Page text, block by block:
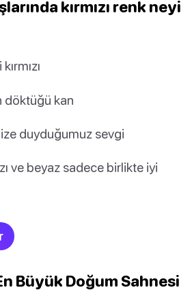
kırmızı renk neyi
döktüğü kan
duyduğumuz sevgi
ve beyaz sadece birlikte iyi
Büyük Doğum Sahnesi